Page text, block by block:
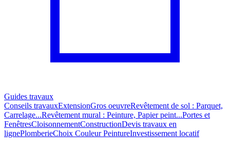
Guides travaux
Conseils travauxExtensionGros oeuvreRevêtement de sol : Parquet,
Carrelage...Revêtement mural : Peinture, Papier peint...Portes et
FenêtresCloisonnementConstructionDevis travaux en
lignePlomberieChoix Couleur PeintureInvestissement locatif